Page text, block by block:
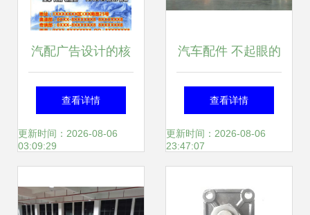
汽配广告设计的核
心要素与素材应用
指南
查看详情
更新时间：2026-08-06
03:09:29
汽车配件 不起眼的
小零件，却承载着
大安全
查看详情
更新时间：2026-08-06
23:47:07